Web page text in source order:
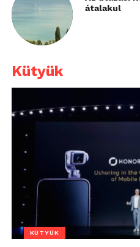
átalakul
Kütyük
KÜTYÜK